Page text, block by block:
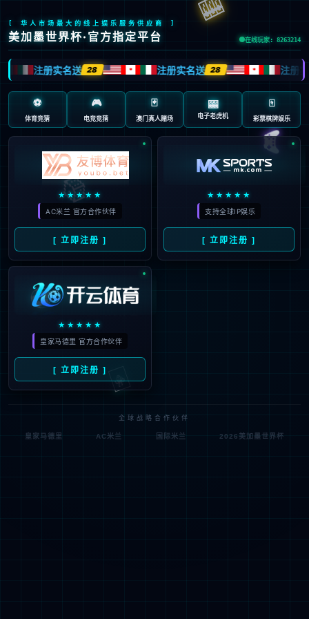
抱歉，页面无法访问...
可能原因：网址有错误 >请检查地址是否完整或存在多余字
网址已失效 >可能页面已删除，活动已下线等
返回首页